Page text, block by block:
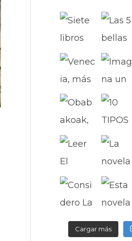
Cargar más